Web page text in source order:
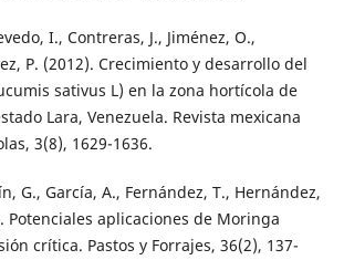
I., Contreras, J., Jiménez, O.,
P. (2012). Crecimiento y desarrollo del
sativus L) en la zona hortícola de
Lara, Venezuela. Revista mexicana
3(8), 1629-1636.
G., García, A., Fernández, T., Hernández,
Potenciales aplicaciones de Moringa
crítica. Pastos y Forrajes, 36(2), 137-